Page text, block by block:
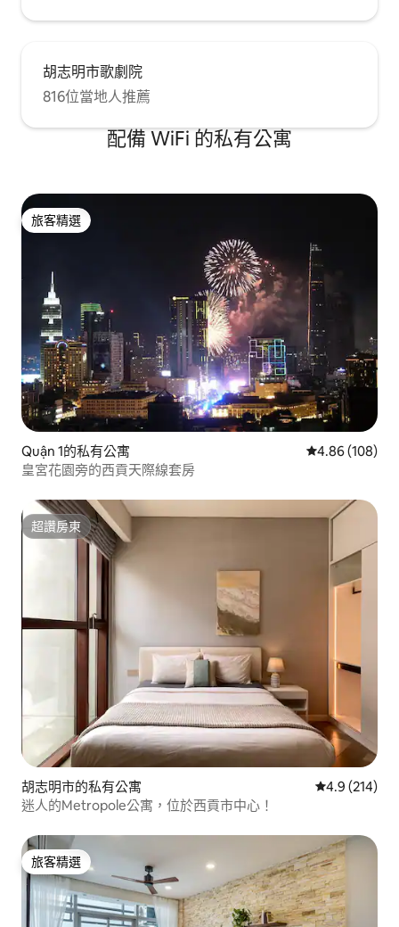
胡志明市歌劇院
816位當地人推薦
配備 WiFi 的私有公寓
旅客精選
旅客精選
Quận 1的私有公寓 從 108 則評價
4.86 (108)
皇宮花園旁的西貢天際線套房
超讚房東
超讚房東
胡志明市的私有公寓 從 214 則評
4.9 (214)
迷人的Metropole公寓，位於西貢市中心！
旅客精選
旅客精選